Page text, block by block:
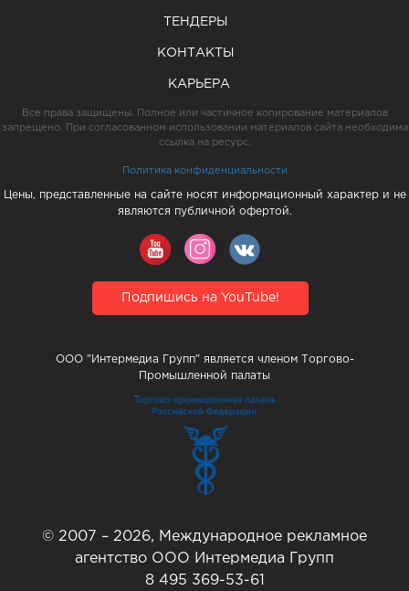
ТЕНДЕРЫ
КОНТАКТЫ
КАРЬЕРА
Все права защищены. Полное или частичное копирование материалов
запрещено. При согласованном использовании материалов сайта необходима
ссылка на ресурс.
Политика конфиденциальности
Цены, представленные на сайте носят информационный характер и не
являются публичной офертой.
Подпишись на YouTube!
ООО "Интермедиа Групп" является членом Торгово-
Промышленной палаты
© 2007 – 2026, Международное рекламное
агентство ООО Интермедиа Групп
8 495 369-53-61